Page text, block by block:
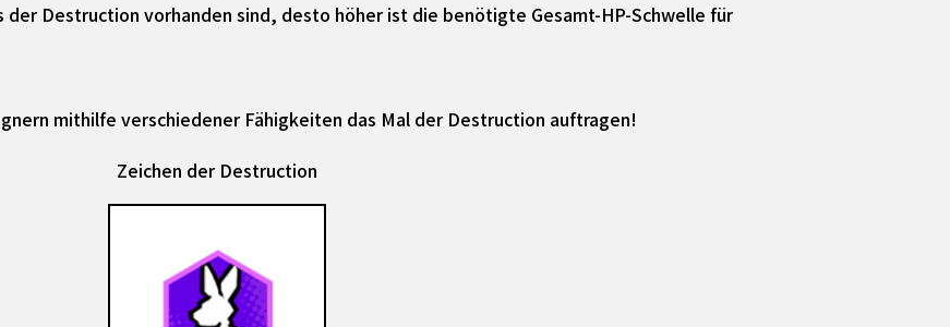
der Destruction vorhanden sind, desto höher ist die benötigte Gesamt-HP-Schwelle für
mithilfe verschiedener Fähigkeiten das Mal der Destruction auftragen!
Zeichen der Destruction